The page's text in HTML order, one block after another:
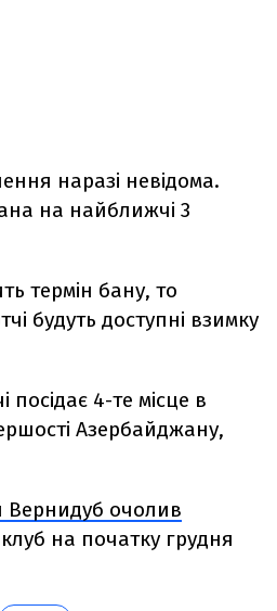
наразі невідома.
на найближчі 3
термін бану, то
будуть доступні взимку
посідає 4-те місце в
Азербайджану,
Вернидуб очолив
на початку грудня